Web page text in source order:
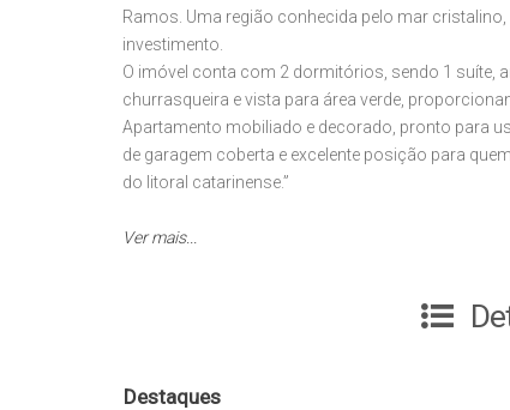
Ramos. Uma região conhecida pelo mar
investimento.
O imóvel conta com 2 dormitórios, sendo 1 suíte,
churrasqueira e vista para área verde,
Apartamento mobiliado e decorado, pronto para
de garagem coberta e excelente posição para
do litoral catarinense.”
Ver mais...
Destaques